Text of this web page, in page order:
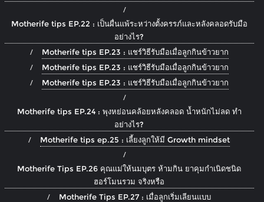
Motherife tips EP.22 : เป็นผื่นแพ้ระหว่างตั้งครรภ์และหลังคลอดรับมือ
อย่างไร?
Motherife tips EP.23 : แชร์วิธีรับมือเมื่อลูกกินข้าวยาก
Motherife tips EP.23 : แชร์วิธีรับมือเมื่อลูกกินข้าวยาก
Motherife tips EP.23 : แชร์วิธีรับมือเมื่อลูกกินข้าวยาก
Motherife tips EP.24 : พุงหย่อนคล้อยหลังคลอด น้ำหนักไม่ลด ทำ
อย่างไร?
Motherife tips ep.25 : เลี้ยงลูกให้มี Growth mindset
Motherife Tips EP.26 คุณแม่ให้นมบุตร ห้ามกิน ยาคุมกำเนิดชนิด
ฮอร์โมนรวม จริงหรือ
Motherife Tips EP.27 : เมื่อลูกเริ่มเลียนแบบ